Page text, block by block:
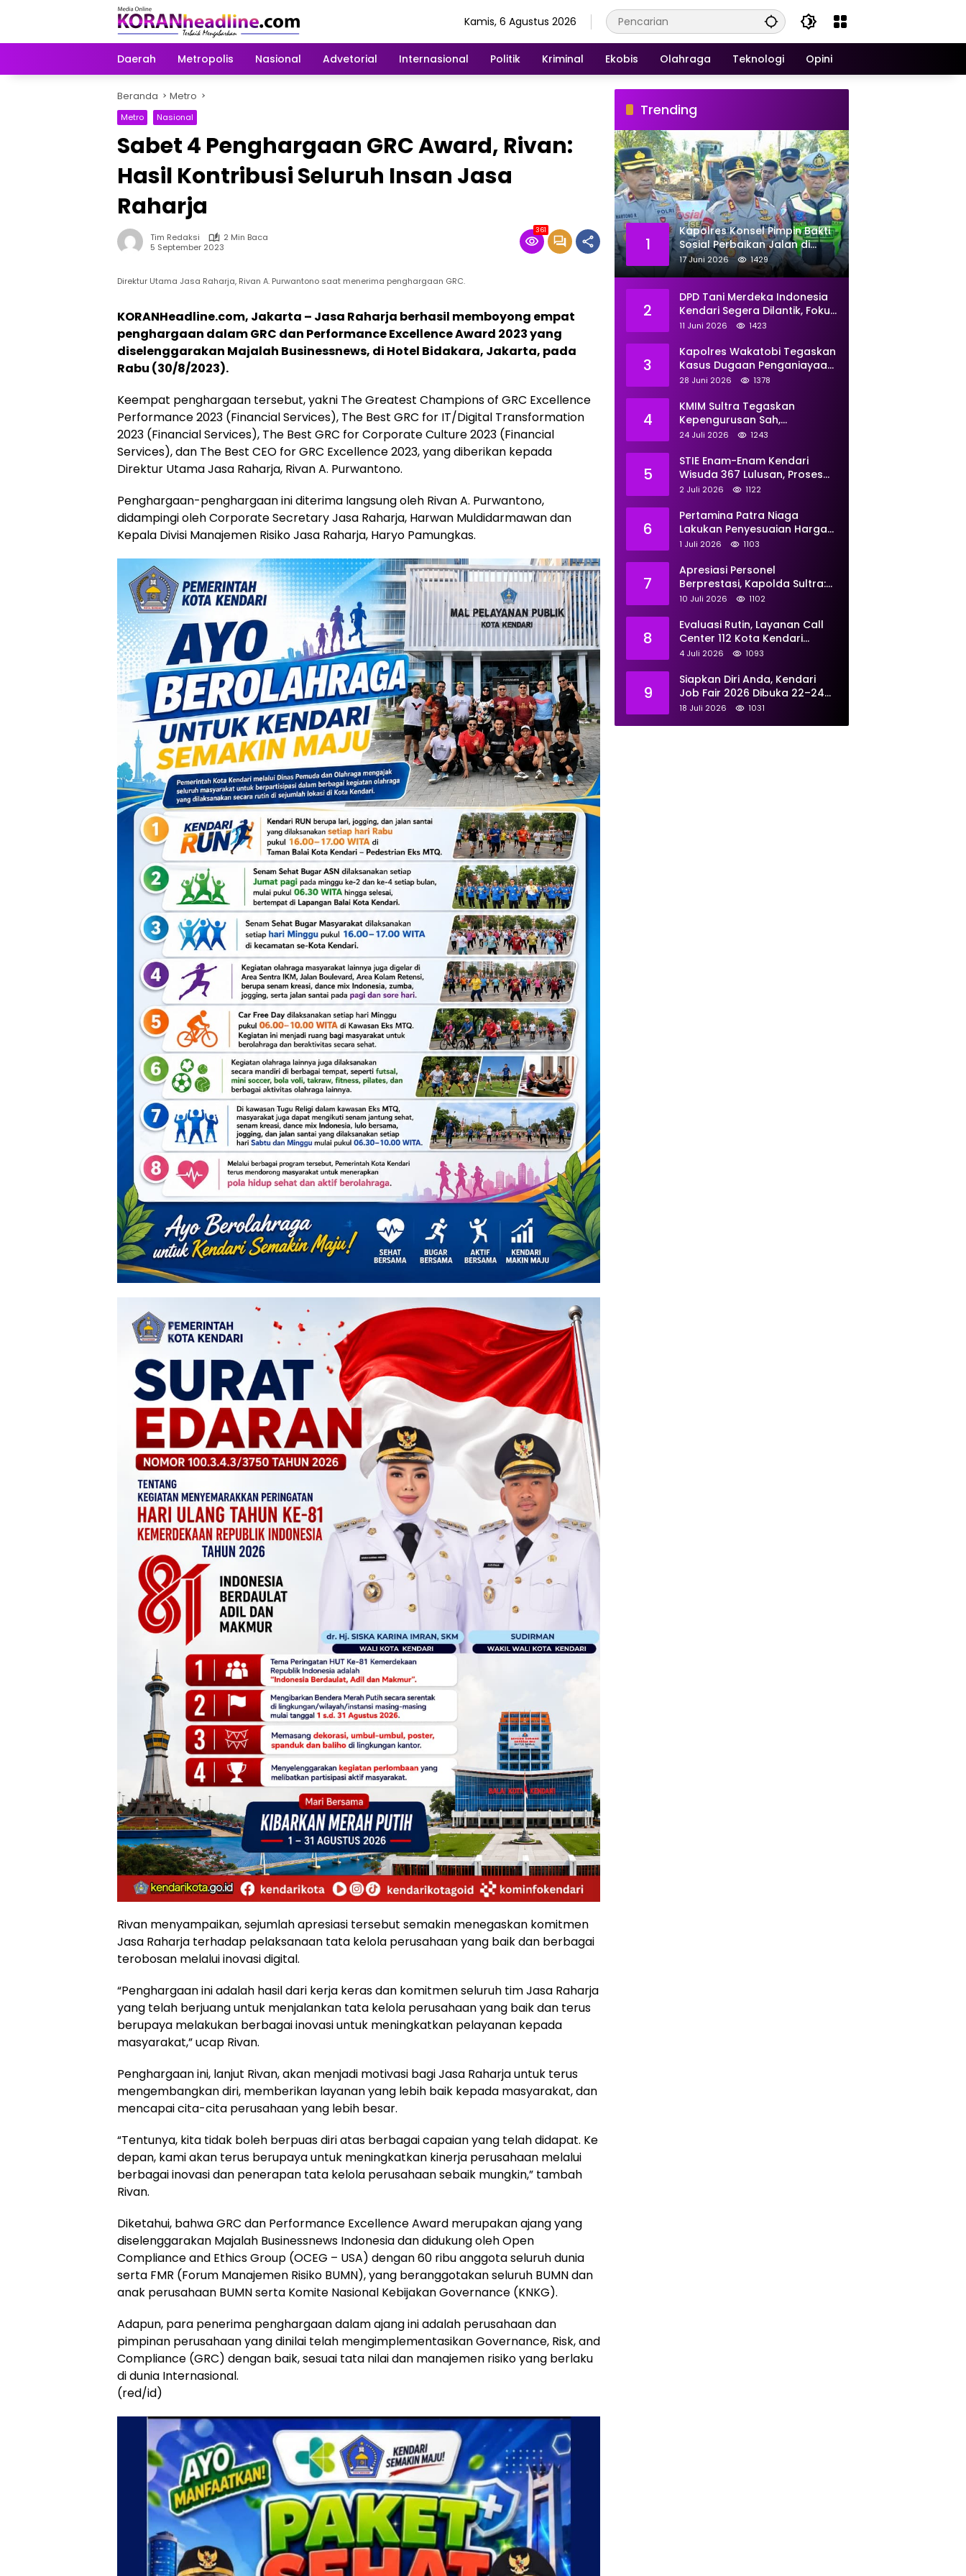
Kamis, 6 Agustus 2026
Daerah Metropolis Nasional Advetorial Internasional Politik Kriminal Ekobis Olahraga Teknologi Opini
Beranda Metro
Metro Nasional
Sabet 4 Penghargaan GRC Award, Rivan:
Hasil Kontribusi Seluruh Insan Jasa
Raharja
Tim Redaksi
2 Min Baca
5 September 2023
361
Direktur Utama Jasa Raharja, Rivan A. Purwantono saat menerima penghargaan GRC.
KORANHeadline.com, Jakarta – Jasa Raharja berhasil memboyong empat
penghargaan dalam GRC dan Performance Excellence Award 2023 yang
diselenggarakan Majalah Businessnews, di Hotel Bidakara, Jakarta, pada
Rabu (30/8/2023).
Keempat penghargaan tersebut, yakni The Greatest Champions of GRC Excellence
Performance 2023 (Financial Services), The Best GRC for IT/Digital Transformation
2023 (Financial Services), The Best GRC for Corporate Culture 2023 (Financial
Services), dan The Best CEO for GRC Excellence 2023, yang diberikan kepada
Direktur Utama Jasa Raharja, Rivan A. Purwantono.
Penghargaan-penghargaan ini diterima langsung oleh Rivan A. Purwantono,
didampingi oleh Corporate Secretary Jasa Raharja, Harwan Muldidarmawan dan
Kepala Divisi Manajemen Risiko Jasa Raharja, Haryo Pamungkas.
Rivan menyampaikan, sejumlah apresiasi tersebut semakin menegaskan komitmen
Jasa Raharja terhadap pelaksanaan tata kelola perusahaan yang baik dan berbagai
terobosan melalui inovasi digital.
“Penghargaan ini adalah hasil dari kerja keras dan komitmen seluruh tim Jasa Raharja
yang telah berjuang untuk menjalankan tata kelola perusahaan yang baik dan terus
berupaya melakukan berbagai inovasi untuk meningkatkan pelayanan kepada
masyarakat,” ucap Rivan.
Penghargaan ini, lanjut Rivan, akan menjadi motivasi bagi Jasa Raharja untuk terus
mengembangkan diri, memberikan layanan yang lebih baik kepada masyarakat, dan
mencapai cita-cita perusahaan yang lebih besar.
“Tentunya, kita tidak boleh berpuas diri atas berbagai capaian yang telah didapat. Ke
depan, kami akan terus berupaya untuk meningkatkan kinerja perusahaan melalui
berbagai inovasi dan penerapan tata kelola perusahaan sebaik mungkin,” tambah
Rivan.
Diketahui, bahwa GRC dan Performance Excellence Award merupakan ajang yang
diselenggarakan Majalah Businessnews Indonesia dan didukung oleh Open
Compliance and Ethics Group (OCEG – USA) dengan 60 ribu anggota seluruh dunia
serta FMR (Forum Manajemen Risiko BUMN), yang beranggotakan seluruh BUMN dan
anak perusahaan BUMN serta Komite Nasional Kebijakan Governance (KNKG).
Adapun, para penerima penghargaan dalam ajang ini adalah perusahaan dan
pimpinan perusahaan yang dinilai telah mengimplementasikan Governance, Risk, and
Compliance (GRC) dengan baik, sesuai tata nilai dan manajemen risiko yang berlaku
di dunia Internasional.
(red/id)
Trending
1
Kapolres Konsel Pimpin Bakti
Sosial Perbaikan Jalan di
Kecamatan Laeya, 19 Titik
Rusak Siap Ditambal
17 Juni 2026 1429
2
DPD Tani Merdeka Indonesia
Kendari Segera Dilantik, Fokus
Perkuat Pemberdayaan
11 Juni 2026 1423
3
Kapolres Wakatobi Tegaskan
Kasus Dugaan Penganiayaan
Dua Remaja oleh Dua
Profesional
28 Juni 2026 1378
4
KMIM Sultra Tegaskan
Kepengurusan Sah,
Peringatkan Klaim Ketua
24 Juli 2026 1243
5
STIE Enam-Enam Kendari
Wisuda 367 Lulusan, Proses
Transformasi Menuju
Kemendiktisaintek
2 Juli 2026 1122
6
Pertamina Patra Niaga
Lakukan Penyesuaian Harga
BBM Non Subsidi Per 1 Juli
1 Juli 2026 1103
7
Apresiasi Personel
Berprestasi, Kapolda Sultra:
Tunjukkan Kompetensi
10 Juli 2026 1102
8
Evaluasi Rutin, Layanan Call
Center 112 Kota Kendari
Tangani 167 Laporan Selama
4 Juli 2026 1093
9
Siapkan Diri Anda, Kendari
Job Fair 2026 Dibuka 22–24
Juli: Sediakan 700 Lowongan
18 Juli 2026 1031